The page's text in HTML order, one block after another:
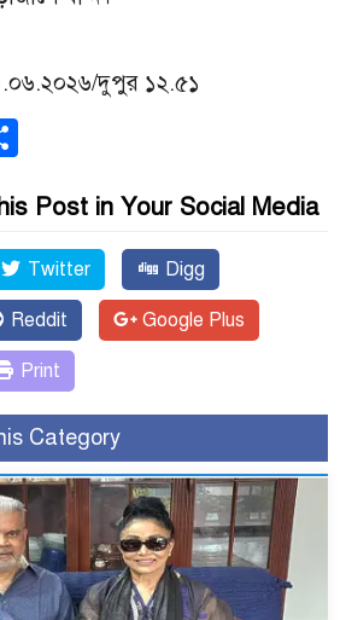
দুপুর ১২.৫১
Post in Your Social Media
Twitter Digg
Reddit Google Plus
Print
Category